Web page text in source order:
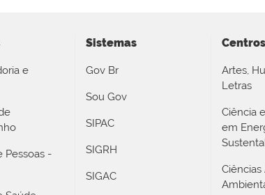
e
Pessoas -
Sistemas
Gov Br
Sou Gov
SIPAC
SIGRH
SIGAC
Artes,
Letras
Ciência
em
Ciências